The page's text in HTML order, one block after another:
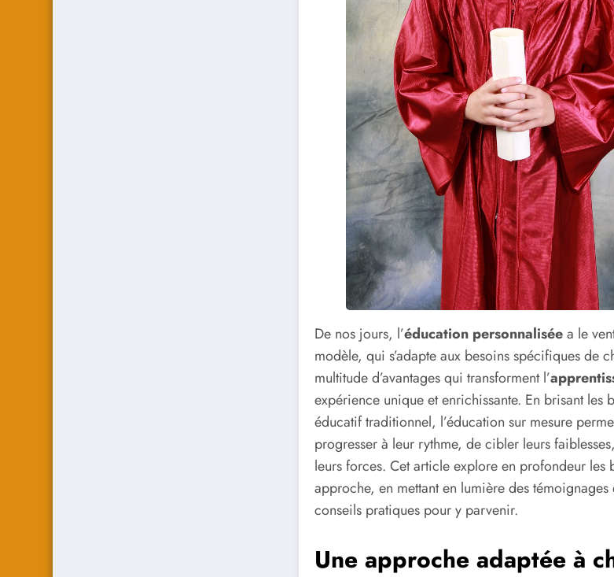
De nos jours, l’éducation personnaliséea le
modèle, qui s’adapte aux besoins spécifiques de
multitude d’avantages qui transforment l’
expérience unique et enrichissante. En brisant les
éducatif traditionnel, l’éducation sur mesure
progresser à leur rythme, de cibler leurs
leurs forces. Cet article explore en profondeur les
approche, en mettant en lumière des témoignages
conseils pratiques pour y parvenir.
Une approche adaptée à